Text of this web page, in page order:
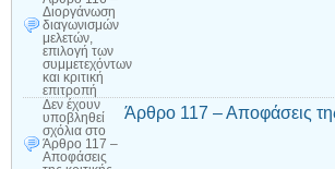
Διοργάνωση
διαγωνισμών
μελετών,
επιλογή των
συμμετεχόντων
και κριτική
επιτροπή
Δεν έχουν
υποβληθεί
σχόλια στο
Άρθρο 117 –
Αποφάσεις
Άρθρο 117 – Αποφάσεις